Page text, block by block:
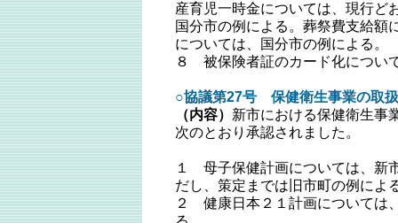
産育児一時金については、現行ど
国分市の例による。葬祭費支給額
については、国分市の例による。
８ 被保険者証のカード化につい
○協議第27号 保健衛生事業の取
（内容） 新市における保健衛生事
次のとおり承認されました。
１ 母子保健計画については、新
だし、策定までは旧市町の例によ
２ 健康日本２１計画については